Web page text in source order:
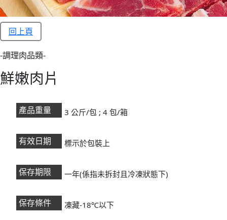
回上頁
-調理肉品類-
鮮嫩肉片
產品重量 3 公斤/包 ; 4 包/箱
有效日期 標示於包裝上
保存期限 一年(係指未拆封且冷凍狀態下)
保存條件 凍藏-18℃以下